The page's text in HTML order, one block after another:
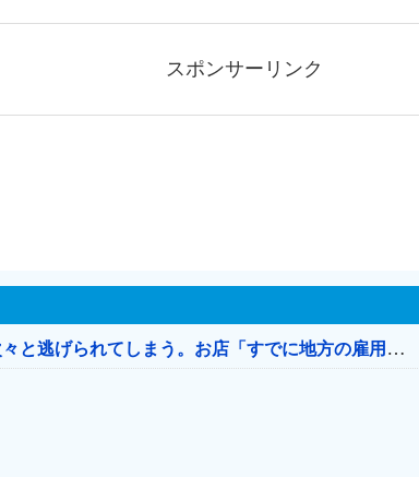
スポンサーリンク
日本のお店、時給1500円でもミャンマー人に次々と逃げられてしまう。お店「すでに地方の雇用は崩壊」